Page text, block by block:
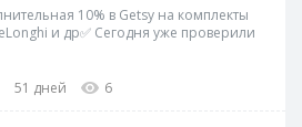
10% в Getsy на комплекты
и др✅ Сегодня уже проверили
51 дней
6